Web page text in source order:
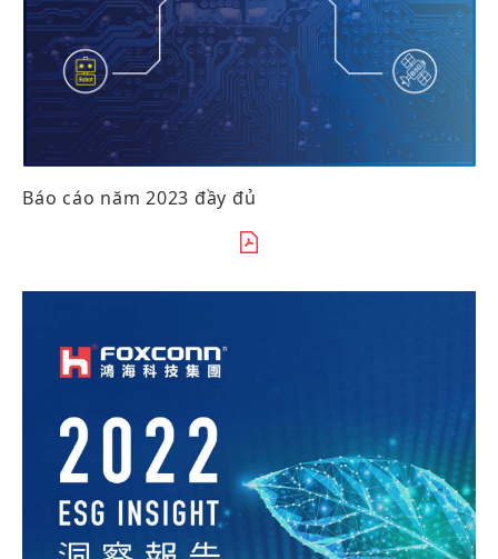
Báo cáo năm 2023 đầy đủ